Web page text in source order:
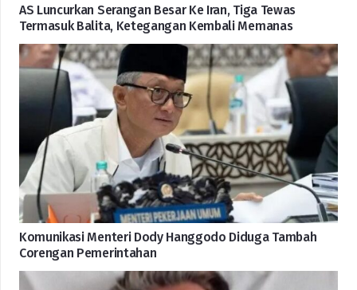
AS Luncurkan Serangan Besar Ke Iran, Tiga Tewas
Termasuk Balita, Ketegangan Kembali Memanas
Komunikasi Menteri Dody Hanggodo Diduga Tambah
Corengan Pemerintahan